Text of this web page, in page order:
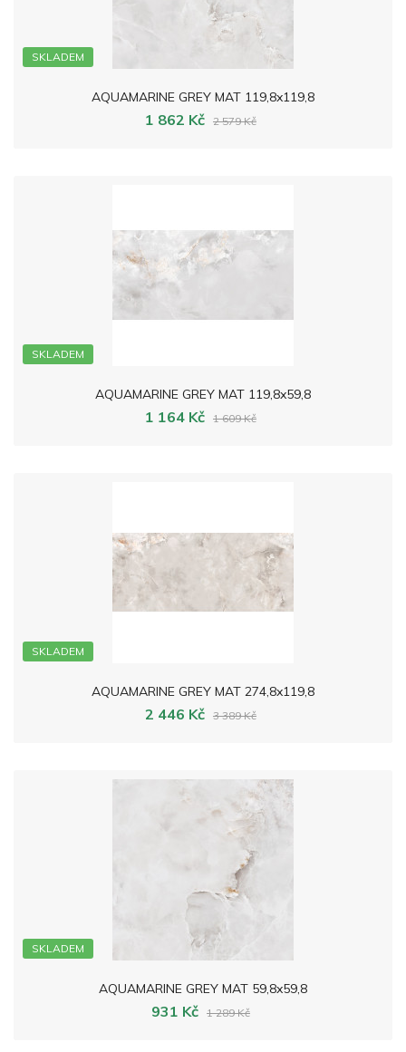
SKLADEM
AQUAMARINE GREY MAT 119,8x119,8
1 862 Kč 2 579 Kč
SKLADEM
AQUAMARINE GREY MAT 119,8x59,8
1 164 Kč 1 609 Kč
SKLADEM
AQUAMARINE GREY MAT 274,8x119,8
2 446 Kč 3 389 Kč
SKLADEM
AQUAMARINE GREY MAT 59,8x59,8
931 Kč 1 289 Kč